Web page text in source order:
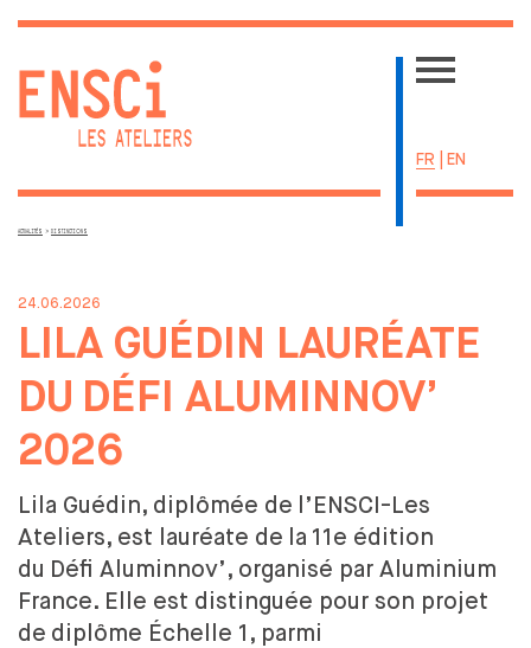
FR EN
ACTUALITÉS
ÉCOLE
UNE ÉCOLE SINGULIÈRE
ADMISSIONS
LA VIE ÉTUDIANTE
CENTRE DE DOCUMENTATION
PRIVATISATION DES ESPACES
DESIGN ET DIVERSITÉ
COMMISSION ÉGALITÉS
DÉVELOPPEMENT DURABLE
L'ÉQUIPE
ACTUALITÉS > DISTINCTIONS
24.06.2026
LILA GUÉDIN LAURÉATE
DU DÉFI ALUMINNOV’
2026
Lila Guédin, diplômée de l’ENSCI-Les
Ateliers, est lauréate de la 11e édition
du Défi Aluminnov’, organisé par Aluminium
France. Elle est distinguée pour son projet
de diplôme Échelle 1, parmi